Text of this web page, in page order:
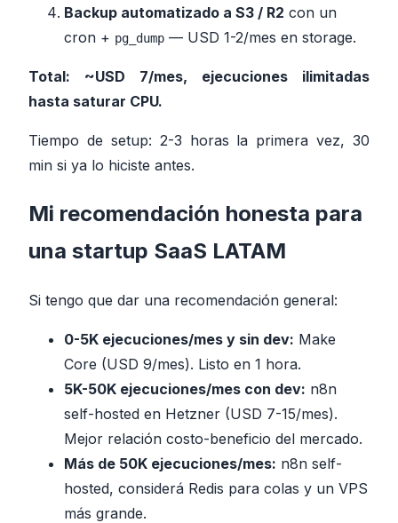
Backup automatizado a S3 / R2 con un
cron + pg_dump — USD 1-2/mes en storage.
Total: ~USD 7/mes, ejecuciones ilimitadas
hasta saturar CPU.
Tiempo de setup: 2-3 horas la primera vez, 30
min si ya lo hiciste antes.
Mi recomendación honesta para
una startup SaaS LATAM
Si tengo que dar una recomendación general:
0-5K ejecuciones/mes y sin dev: Make
Core (USD 9/mes). Listo en 1 hora.
5K-50K ejecuciones/mes con dev: n8n
self-hosted en Hetzner (USD 7-15/mes).
Mejor relación costo-beneficio del mercado.
Más de 50K ejecuciones/mes: n8n self-
hosted, considerá Redis para colas y un VPS
más grande.